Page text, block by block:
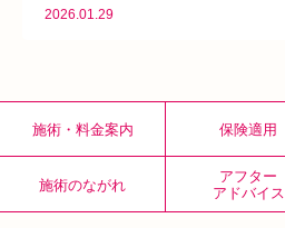
2026.01.29
施術・料金案内 保険適用
施術のながれ アフター
アドバイス